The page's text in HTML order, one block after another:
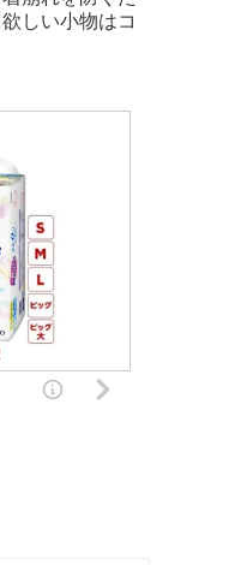
しい小物はコ